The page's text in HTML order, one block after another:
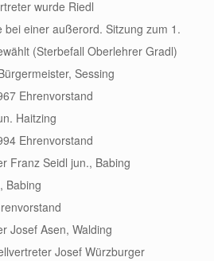
wurde Riedl
bei einer außerord. Sitzung zum 1.
(Sterbefall Oberlehrer Gradl)
Sessing
Ehrenvorstand
Haitzing
Ehrenvorstand
Franz Seidl jun., Babing
Babing
Josef Asen, Walding
Josef Würzburger